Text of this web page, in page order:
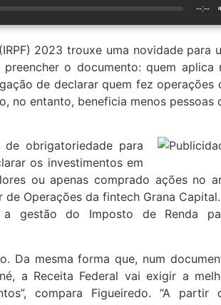
--:--
2023 trouxe uma novidade para
o documento: quem aplica
de declarar quem fez operações
no entanto, beneficia menos pessoas
obrigatoriedade para
os investimentos em
ou apenas comprado ações no
Operações da fintech Grana
gestão do Imposto de Renda
Da mesma forma que, num
a Receita Federal vai exigir a
compara Figueiredo. “A partir